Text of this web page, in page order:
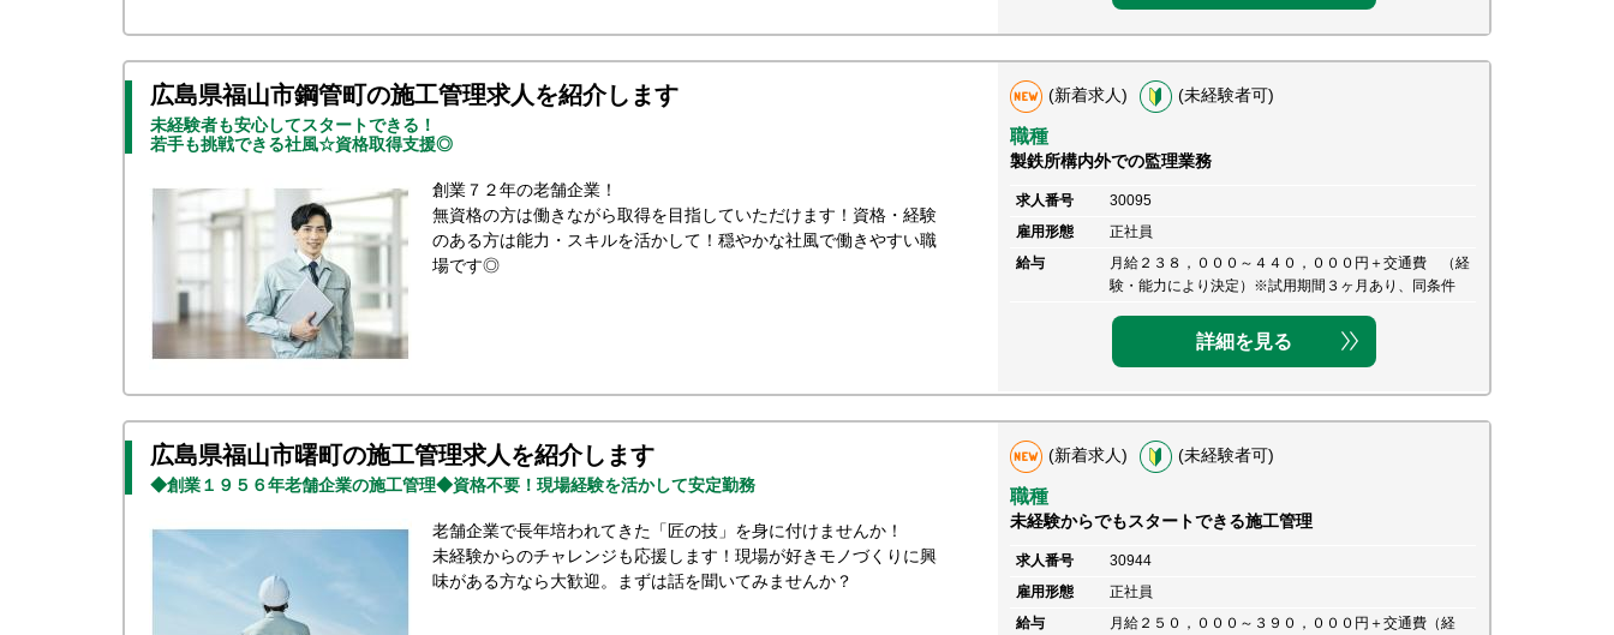
広島県福山市鋼管町の施工管理求人を紹介します
未経験者も安心してスタートできる！
若手も挑戦できる社風☆資格取得支援◎
創業７２年の老舗企業！
無資格の方は働きながら取得を目指していただけます！資格・経験
のある方は能力・スキルを活かして！穏やかな社風で働きやすい職
場です◎
(新着求人) (未経験者可)
職種
製鉄所構内外での監理業務
求人番号
30095
雇用形態
正社員
給与
月給２３８，０００～４４０，０００円＋交通費 （経
験・能力により決定）※試用期間３ヶ月あり、同条件
詳細を見る
広島県福山市曙町の施工管理求人を紹介します
◆創業１９５６年老舗企業の施工管理◆資格不要！現場経験を活かして安定勤務
老舗企業で長年培われてきた「匠の技」を身に付けませんか！
未経験からのチャレンジも応援します！現場が好きモノづくりに興
味がある方なら大歓迎。まずは話を聞いてみませんか？
(新着求人) (未経験者可)
職種
未経験からでもスタートできる施工管理
求人番号
30944
雇用形態
正社員
給与
月給２５０，０００～３９０，０００円＋交通費（経